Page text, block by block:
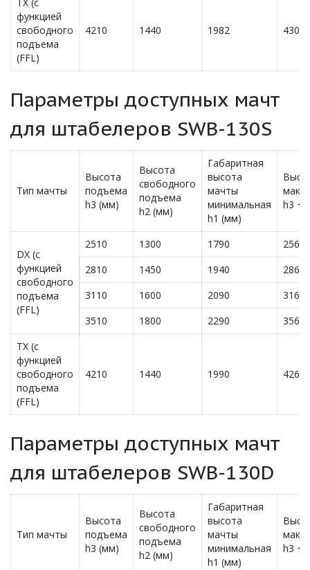
TX (с
функцией
свободного
подъема
(FFL)
4210 1440 1982 4300
Параметры доступных мачт
для штабелеров SWB-130S
Тип мачты
Высота
подъема
h3 (мм)
Высота
свободного
подъема
h2 (мм)
Габаритная
высота
мачты
минимальная
h1 (мм)
h3 +
DX (с
функцией
свободного
подъема
(FFL)
2510 1300 1790
2560
2810
1450 1940
2860
3110
1600 2090
3160
3510
1800 2290
3560
TX (с
функцией
свободного
подъема
(FFL)
4210 1440 1990 4260
Параметры доступных мачт
для штабелеров SWB-130D
Тип мачты
Высота
подъема
h3 (мм)
Высота
свободного
подъема
h2 (мм)
Габаритная
высота
мачты
минимальная
h1 (мм)
h3 +